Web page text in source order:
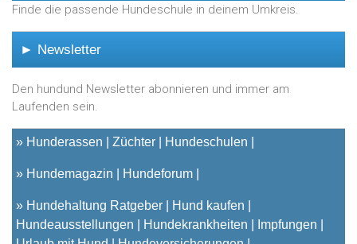
Finde die passende Hundeschule in deinem Umkreis.
► Newsletter
Den hundund Newsletter abonnieren und immer am
Laufenden sein.
» Hunderassen Züchter Hundeschulen
» Hundemagazin Hundeforum
» Hundehaltung Ratgeber
Hund kaufen
Hundeausstellungen
Hundekrankheiten
Impfungen